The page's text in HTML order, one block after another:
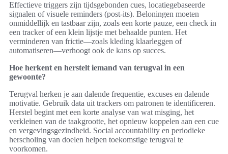
Effectieve triggers zijn tijdsgebonden cues, locatiegebaseerde
signalen of visuele reminders (post-its). Beloningen moeten
onmiddellijk en tastbaar zijn, zoals een korte pauze, een check in
een tracker of een klein lijstje met behaalde punten. Het
verminderen van frictie—zoals kleding klaarleggen of
automatiseren—verhoogt ook de kans op succes.
Hoe herkent en herstelt iemand van terugval in een
gewoonte?
Terugval herken je aan dalende frequentie, excuses en dalende
motivatie. Gebruik data uit trackers om patronen te identificeren.
Herstel begint met een korte analyse van wat misging, het
verkleinen van de taakgrootte, het opnieuw koppelen aan een cue
en vergevingsgezindheid. Social accountability en periodieke
herscholing van doelen helpen toekomstige terugval te
voorkomen.